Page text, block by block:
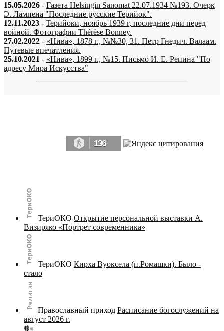
15.05.2026 - Газета Helsingin Sanomat 22.07.1934 №193. Очерк
Э. Лампена "Последние русские Терийок".
12.11.2023 - Терийоки, ноябрь 1939 г, последние дни перед
войной. Фотографии Thérèse Bonney.
27.02.2022 - «Нива», 1878 г., №№30, 31. Петр Гнедич. Валаам.
Путевые впечатления.
25.10.2021 - «Нива», 1899 г., №15. Письмо И. Е. Репина "По
адресу Мира Искусства"
136
ТериОКО Открытие персональной выставки А.
Визиряко «Портрет современника»
ТериОКО Кирха Вуоксела (п.Ромашки). Было -
стало
Православный приход Расписание богослужений на
август 2026 г.